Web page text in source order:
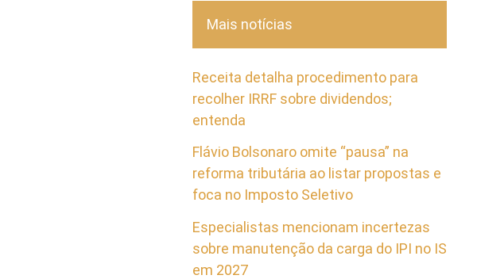
Mais notícias
Receita detalha procedimento para
recolher IRRF sobre dividendos;
entenda
Flávio Bolsonaro omite “pausa” na
reforma tributária ao listar propostas e
foca no Imposto Seletivo
Especialistas mencionam incertezas
sobre manutenção da carga do IPI no IS
em 2027